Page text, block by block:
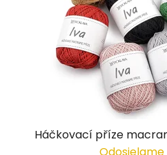
Háčkovací příze